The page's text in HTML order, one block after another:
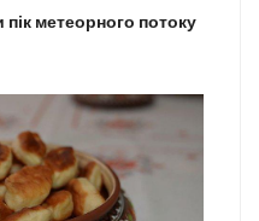
метеорного потоку